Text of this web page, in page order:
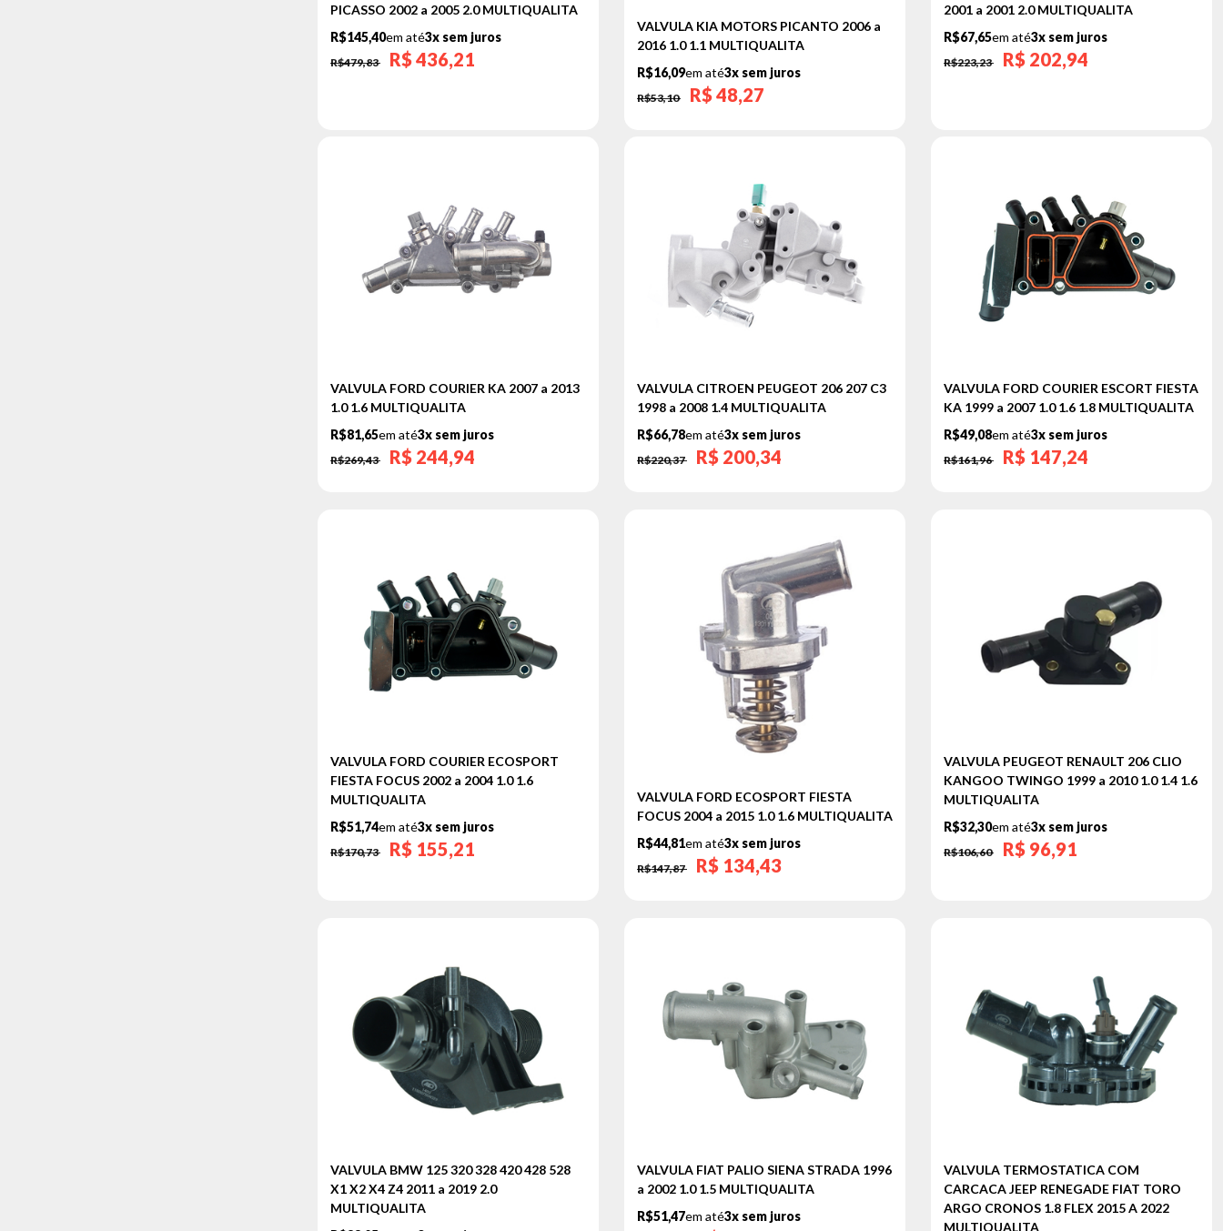
PICASSO 2002 a 2005 2.0 MULTIQUALITA
R$145,40em até3x sem juros
R$479,83 R$436,21
VALVULA KIA MOTORS PICANTO 2006 a
2016 1.0 1.1 MULTIQUALITA
R$16,09em até3x sem juros
R$53,10 R$48,27
2001 a 2001 2.0 MULTIQUALITA
R$67,65em até3x sem juros
R$223,23 R$ 202,94
VALVULA FORD COURIER KA 2007 a 2013
1.0 1.6 MULTIQUALITA
R$81,65em até3x sem juros
R$269,43 R$ 244,94
VALVULA CITROEN PEUGEOT 206 207 C3
1998 a 2008 1.4 MULTIQUALITA
R$66,78em até3x sem juros
R$220,37 R$ 200,34
VALVULA FORD COURIER ESCORT FIESTA
KA 1999 a 2007 1.0 1.6 1.8 MULTIQUALITA
R$49,08em até3x sem juros
R$161,96 R$ 147,24
VALVULA FORD COURIER ECOSPORT
FIESTA FOCUS 2002 a 2004 1.0 1.6
MULTIQUALITA
R$51,74em até3x sem juros
R$170,73 R$ 155,21
VALVULA FORD ECOSPORT FIESTA
FOCUS 2004 a 2015 1.0 1.6 MULTIQUALITA
R$44,81em até3x sem juros
R$147,87 R$ 134,43
VALVULA PEUGEOT RENAULT 206 CLIO
KANGOO TWINGO 1999 a 2010 1.0 1.4 1.6
MULTIQUALITA
R$32,30em até3x sem juros
R$106,60 R$ 96,91
VALVULA BMW 125 320 328 420 428 528
X1 X2 X4 Z4 2011 a 2019 2.0
MULTIQUALITA
VALVULA FIAT PALIO SIENA STRADA 1996
a 2002 1.0 1.5 MULTIQUALITA
R$51,47em até3x sem juros
VALVULA TERMOSTATICA COM
CARCACA JEEP RENEGADE FIAT TORO
ARGO CRONOS 1.8 FLEX 2015 A 2022
MULTIQUALITA